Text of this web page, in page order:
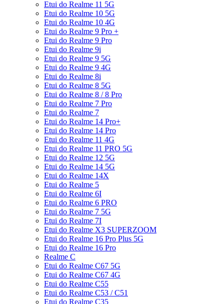
Etui do Realme 11 5G
Etui do Realme 10 5G
Etui do Realme 10 4G
Etui do Realme 9 Pro +
Etui do Realme 9 Pro
Etui do Realme 9i
Etui do Realme 9 5G
Etui do Realme 9 4G
Etui do Realme 8i
Etui do Realme 8 5G
Etui do Realme 8 / 8 Pro
Etui do Realme 7 Pro
Etui do Realme 7
Etui do Realme 14 Pro+
Etui do Realme 14 Pro
Etui do Realme 11 4G
Etui do Realme 11 PRO 5G
Etui do Realme 12 5G
Etui do Realme 14 5G
Etui do Realme 14X
Etui do Realme 5
Etui do Realme 6I
Etui do Realme 6 PRO
Etui do Realme 7 5G
Etui do Realme 7I
Etui do Realme X3 SUPERZOOM
Etui do Realme 16 Pro Plus 5G
Etui do Realme 16 Pro
Realme C
Etui do Realme C67 5G
Etui do Realme C67 4G
Etui do Realme C55
Etui do Realme C53 / C51
Etui do Realme C35